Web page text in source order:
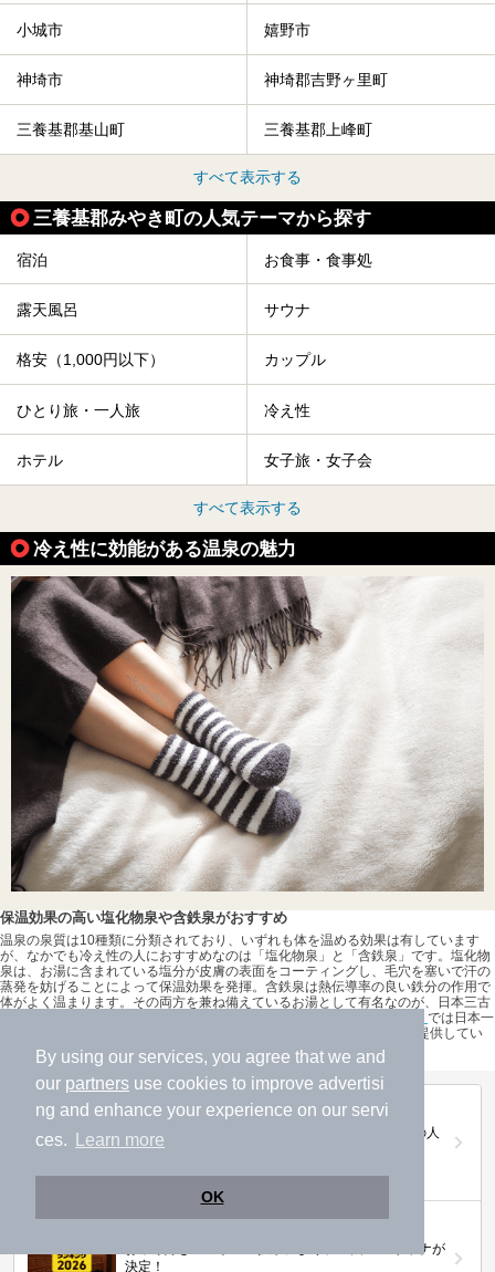
By using our services, you agree that we and
our partners use cookies to improve advertisi
ng and enhance your experience on our servi
ces.
Learn more
OK
小城市 嬉野市
神埼市 神埼郡吉野ヶ里町
三養基郡基山町 三養基郡上峰町
すべて表示する
三養基郡みやき町の人気テーマから探す
宿泊 お食事・食事処
露天風呂 サウナ
格安（1,000円以下） カップル
ひとり旅・一人旅 冷え性
ホテル 女子旅・女子会
すべて表示する
冷え性に効能がある温泉の魅力
保温効果の高い塩化物泉や含鉄泉がおすすめ
温泉の泉質は10種類に分類されており、いずれも体を温める効果は有しています
が、なかでも冷え性の人におすすめなのは「塩化物泉」と「含鉄泉」です。塩化物
泉は、お湯に含まれている塩分が皮膚の表面をコーティングし、毛穴を塞いで汗の
蒸発を妨げることによって保温効果を発揮。含鉄泉は熱伝導率の良い鉄分の作用で
体がよく温まります。その両方を兼ね備えているお湯として有名なのが、日本三古
では日本一
ともいわれる濃さの含鉄-ナトリウム-塩化物強塩泉を100％かけ流しで提供してい
ます。
第20回ニフティ温泉年間ランキング2025
全国約2.2万件の中から頂点に選ばれた、2025年の人
気施設は…
ニフティ温泉 サウナランキング2026
おふろ好きユーザーの投票により、全国No.1サウナが
決定！